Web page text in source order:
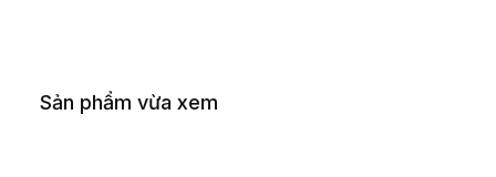
Sản phẩm vừa xem